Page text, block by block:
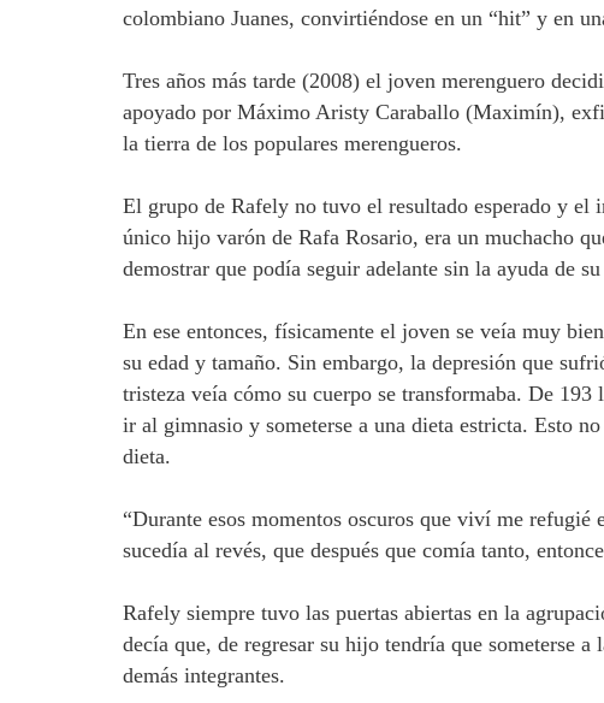
colombiano Juanes, convirtiéndose en un “hit” y en
Tres años más tarde (2008) el joven merenguero
apoyado por Máximo Aristy Caraballo (Maximín),
la tierra de los populares merengueros.
El grupo de Rafely no tuvo el resultado esperado y el
único hijo varón de Rafa Rosario, era un muchacho
demostrar que podía seguir adelante sin la ayuda de
En ese entonces, físicamente el joven se veía muy
su edad y tamaño. Sin embargo, la depresión que
tristeza veía cómo su cuerpo se transformaba. De
ir al gimnasio y someterse a una dieta estricta. Esto
dieta.
“Durante esos momentos oscuros que viví me
sucedía al revés, que después que comía tanto,
Rafely siempre tuvo las puertas abiertas en la
decía que, de regresar su hijo tendría que someterse
demás integrantes.